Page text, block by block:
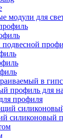
модули для
в
профиль для
профиля
силиконовый